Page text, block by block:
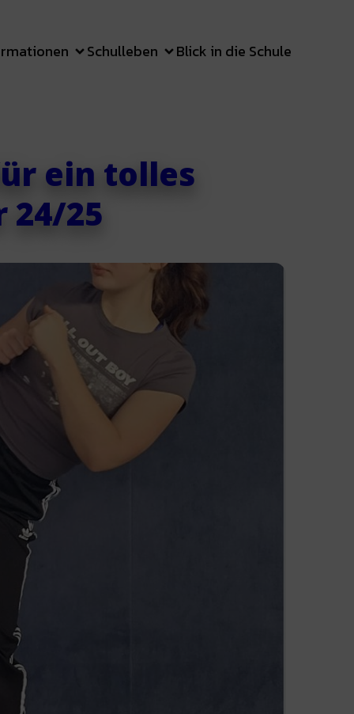
Schulleben Blick in die Schule
ein tolles
24/25